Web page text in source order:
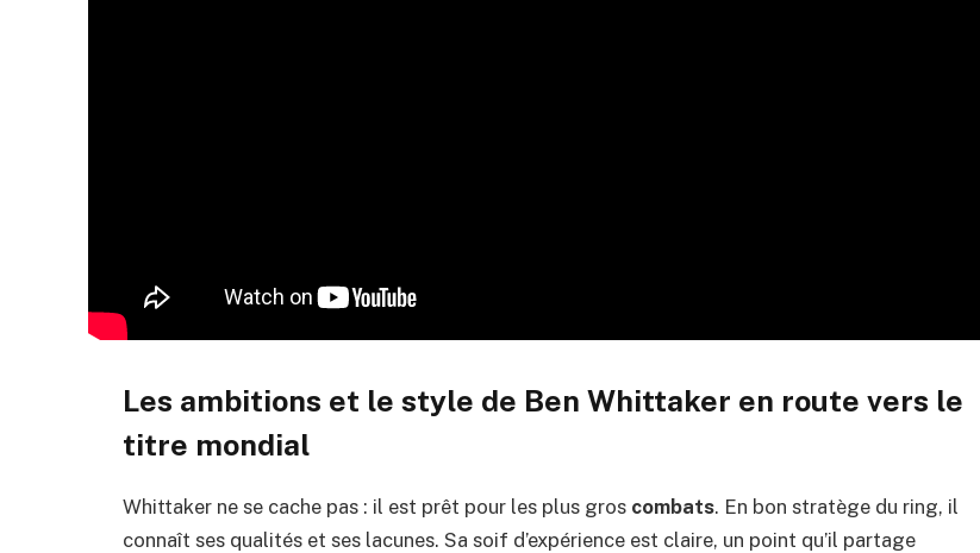
Les ambitions et le style de Ben Whittaker en route vers le
titre mondial
Whittaker ne se cache pas : il est prêt pour les plus gros combats. En bon stratège du ring, il
connaît ses qualités et ses lacunes. Sa soif d’expérience est claire, un point qu’il partage